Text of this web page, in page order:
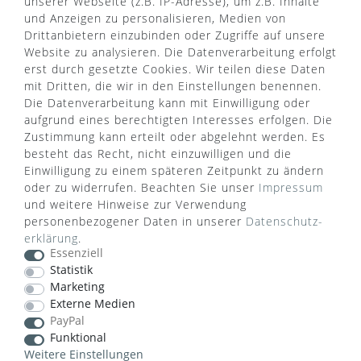
WUSSTEN SIE SCHON?
Das Käufersiegel des Händlerbunds garantiert Ihnen
100%.-ige Zahlungssicherheit, größtmöglichen
Datenschutz und Geld-zurück-Garantie bei Nicht-
oder Falschlieferung.
und Anzeigen zu personalisieren, Medien von
Drittanbietern einzubinden oder Zugriffe auf unsere
Website zu analysieren. Die Datenverarbeitung erfolgt
erst durch gesetzte Cookies. Wir teilen diese Daten
mit Dritten, die wir in den Einstellungen benennen.
Die Datenverarbeitung kann mit Einwilligung oder
aufgrund eines berechtigten Interesses erfolgen. Die
Zustimmung kann erteilt oder abgelehnt werden. Es
besteht das Recht, nicht einzuwilligen und die
Einwilligung zu einem späteren Zeitpunkt zu ändern
oder zu widerrufen. Beachten Sie unser Impressum
und weitere Hinweise zur Verwendung
personenbezogener Daten in unserer Daten­schutz­
erklärung.
Essenziell
Statistik
Marketing
Externe Medien
PayPal
Funktional
Weitere Einstellungen